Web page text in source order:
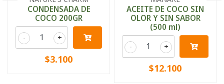
CONDENSADA DE
COCO 200GR
+
-
$3.100
ACEITE DE COCO SIN
OLOR Y SIN SABOR
(500 ml)
+
-
$12.100